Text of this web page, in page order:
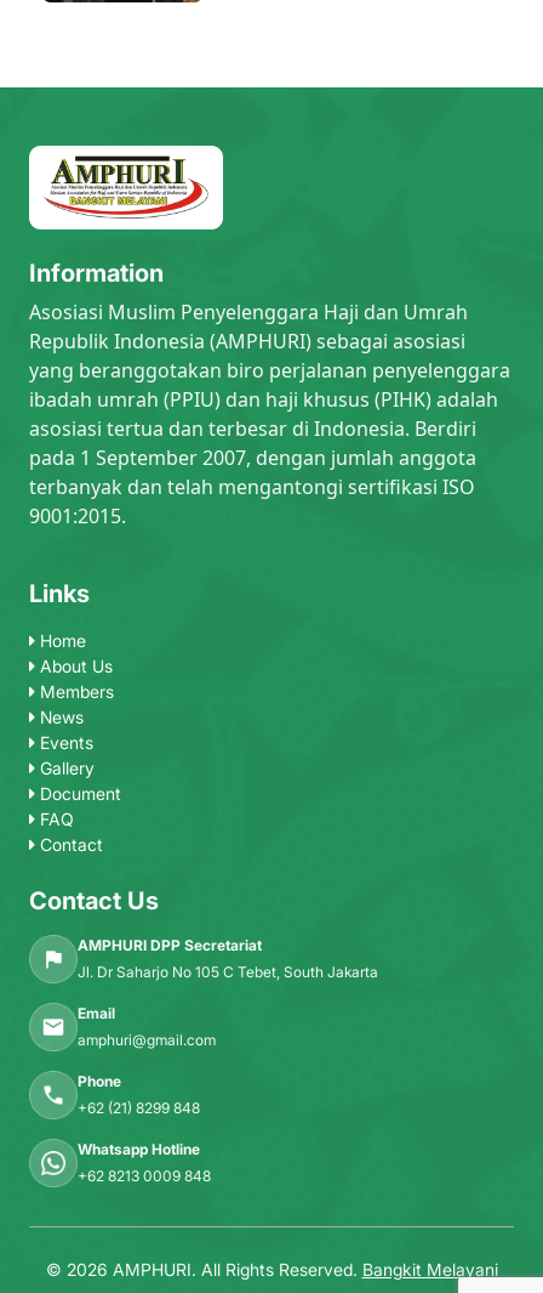
Information
Asosiasi Muslim Penyelenggara Haji dan Umrah
Republik Indonesia (AMPHURI) sebagai asosiasi
yang beranggotakan biro perjalanan penyelenggara
ibadah umrah (PPIU) dan haji khusus (PIHK) adalah
asosiasi tertua dan terbesar di Indonesia. Berdiri
pada 1 September 2007, dengan jumlah anggota
terbanyak dan telah mengantongi sertifikasi ISO
9001:2015.
Links
Home
About Us
Members
News
Events
Gallery
Document
FAQ
Contact
Contact Us
AMPHURI DPP Secretariat
Jl. Dr Saharjo No 105 C Tebet, South Jakarta
Email
amphuri@gmail.com
Phone
+62 (21) 8299 848
Whatsapp Hotline
+62 8213 0009 848
© 2026 AMPHURI. All Rights Reserved. Bangkit Melayani